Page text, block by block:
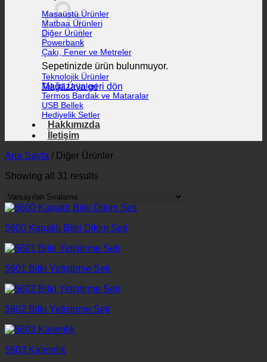
Sepetinizde ürün bulunmuyor.
Mağazaya geri dön
Masaüstü Ürünler
Matbaa Ürünleri
Diğer Ürünler
Powerbank
Çakı, Fener ve Metreler
Teknolojik Ürünler
Tekstil Ürünleri
Termos Bardak ve Mataralar
USB Bellek
Hediyelik Setler
Hakkımızda
İletişim
Ana Sayfa / Diğer Ürünler
Showing all 31 results
5600 Kapaklı Bitki Dikim Seti
5601 Bitki Yetiştirme Seti
5602 Bitki Yetiştirme Seti
5603 Kalemlik